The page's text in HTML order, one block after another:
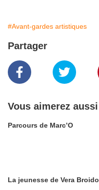
#Avant-gardes artistiques
Partager
Vous aimerez aussi
Parcours de Marc’O
La jeunesse de Vera Broido